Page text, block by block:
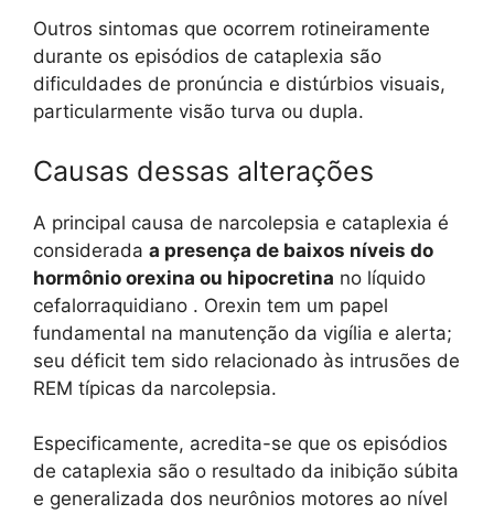
Outros sintomas que ocorrem rotineiramente
durante os episódios de cataplexia são
dificuldades de pronúncia e distúrbios visuais,
particularmente visão turva ou dupla.
Causas dessas alterações
A principal causa de narcolepsia e cataplexia é
considerada a presença de baixos níveis do
hormônio orexina ou hipocretina no líquido
cefalorraquidiano . Orexin tem um papel
fundamental na manutenção da vigília e alerta;
seu déficit tem sido relacionado às intrusões de
REM típicas da narcolepsia.
Especificamente, acredita-se que os episódios
de cataplexia são o resultado da inibição súbita
e generalizada dos neurônios motores ao nível